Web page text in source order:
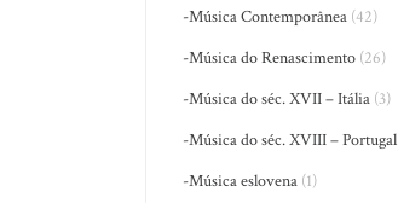
-Música Contemporânea (42)
-Música do Renascimento (26)
-Música do séc. XVII – Itália (3)
-Música do séc. XVIII – Portugal
-Música eslovena (1)